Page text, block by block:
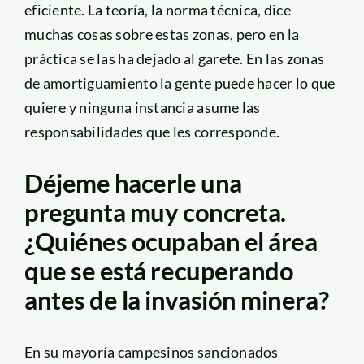
eficiente. La teoría, la norma técnica, dice
muchas cosas sobre estas zonas, pero en la
práctica se las ha dejado al garete. En las zonas
de amortiguamiento la gente puede hacer lo que
quiere y ninguna instancia asume las
responsabilidades que les corresponde.
Déjeme hacerle una
pregunta muy concreta.
¿Quiénes ocupaban el área
que se está recuperando
antes de la invasión minera?
En su mayoría campesinos sancionados